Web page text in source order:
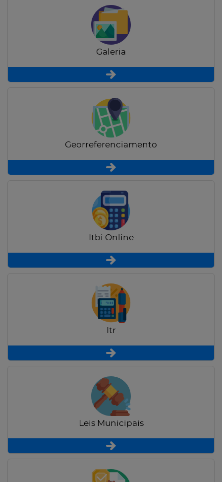
Galeria
Georreferenciamento
Itbi Online
Itr
Leis Municipais